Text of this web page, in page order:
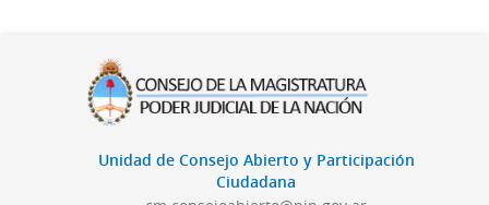
Unidad de Consejo Abierto y Participación
Ciudadana